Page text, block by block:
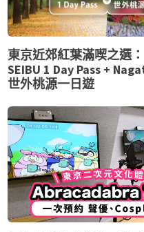
東京近郊紅葉滿喫之選
SEIBU 1 Day Pass +
世外桃源一日遊